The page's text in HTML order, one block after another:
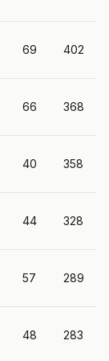
69 402
66 368
40 358
44 328
57 289
48 283